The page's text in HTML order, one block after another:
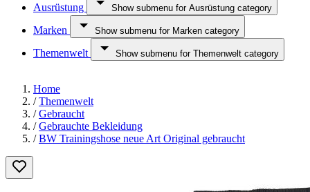
Ausrüstung Show submenu for Ausrüstung category
Marken Show submenu for Marken category
Themenwelt Show submenu for Themenwelt category
Home
/ Themenwelt
/ Gebraucht
/ Gebrauchte Bekleidung
/ BW Trainingshose neue Art Original gebraucht